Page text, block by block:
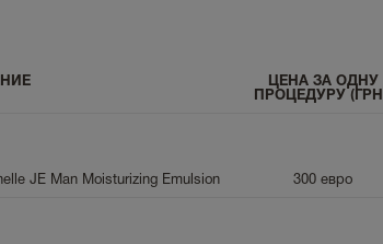
ЦЕНА ЗА ОДНУ
ПРОЦЕДУРУ
JE Man Moisturizing Emulsion 300 евро